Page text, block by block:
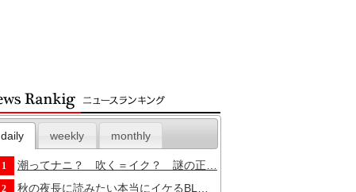
daily weekly monthly
1 潮ってナニ？ 吹く＝イク？ 謎の正…
2 秋の夜長に読みたい本当にイケるBL…